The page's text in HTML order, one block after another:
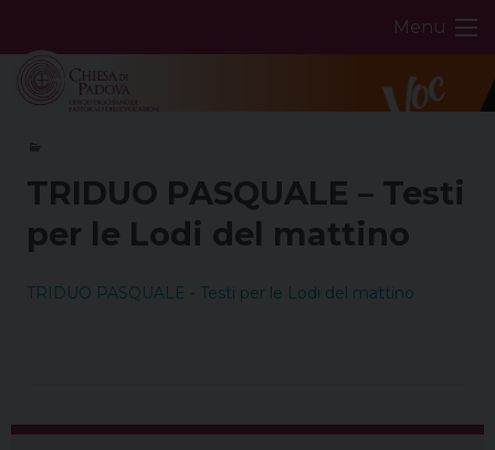
content
Menu
TRIDUO PASQUALE – Testi
per le Lodi del mattino
TRIDUO PASQUALE - Testi per le Lodi del mattino